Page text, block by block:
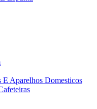
Aparelhos Domesticos